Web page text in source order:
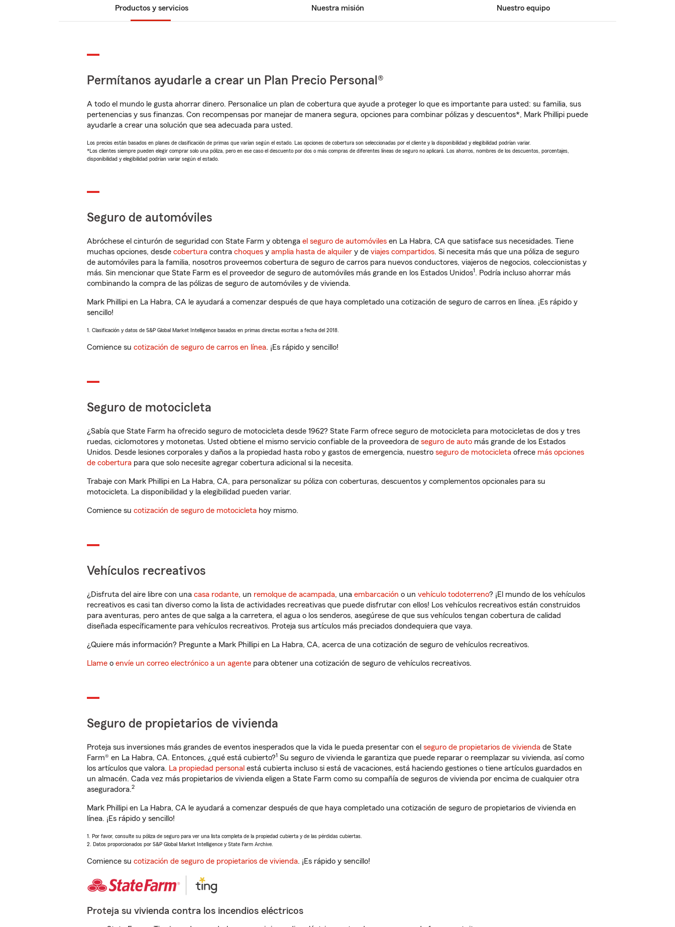
Productos y servicios Nuestra misión Nuestro equipo
Permítanos ayudarle a crear un Plan Precio Personal®
A todo el mundo le gusta ahorrar dinero. Personalice un plan de cobertura que ayude a proteger lo que es importante para usted: su familia, sus
pertenencias y sus finanzas. Con recompensas por manejar de manera segura, opciones para combinar pólizas y descuentos*, Mark Phillipi puede
ayudarle a crear una solución que sea adecuada para usted.
Los precios están basados en planes de clasificación de primas que varían según el estado. Las opciones de cobertura son seleccionadas por el cliente y la disponibilidad y elegibilidad podrían variar.
*Los clientes siempre pueden elegir comprar solo una póliza, pero en ese caso el descuento por dos o más compras de diferentes líneas de seguro no aplicará. Los ahorros, nombres de los descuentos, porcentajes,
disponibilidad y elegibilidad podrían variar según el estado.
Seguro de automóviles
Abróchese el cinturón de seguridad con State Farm y obtenga el seguro de automóviles en La Habra, CA que satisface sus necesidades. Tiene
muchas opciones, desde cobertura contra choques y amplia hasta de alquiler y de viajes compartidos. Si necesita más que una póliza de seguro
de automóviles para la familia, nosotros proveemos cobertura de seguro de carros para nuevos conductores, viajeros de negocios, coleccionistas y
más. Sin mencionar que State Farm es el proveedor de seguro de automóviles más grande en los Estados Unidos1. Podría incluso ahorrar más
combinando la compra de las pólizas de seguro de automóviles y de vivienda.
Mark Phillipi en La Habra, CA le ayudará a comenzar después de que haya completado una cotización de seguro de carros en línea. ¡Es rápido y
sencillo!
1. Clasificación y datos de S&P Global Market Intelligence basados en primas directas escritas a fecha del 2018.
Comience su cotización de seguro de carros en línea. ¡Es rápido y sencillo!
Seguro de motocicleta
¿Sabía que State Farm ha ofrecido seguro de motocicleta desde 1962? State Farm ofrece seguro de motocicleta para motocicletas de dos y tres
ruedas, ciclomotores y motonetas. Usted obtiene el mismo servicio confiable de la proveedora de seguro de auto más grande de los Estados
Unidos. Desde lesiones corporales y daños a la propiedad hasta robo y gastos de emergencia, nuestro seguro de motocicleta ofrece más opciones
de cobertura para que solo necesite agregar cobertura adicional si la necesita.
Trabaje con Mark Phillipi en La Habra, CA, para personalizar su póliza con coberturas, descuentos y complementos opcionales para su
motocicleta. La disponibilidad y la elegibilidad pueden variar.
Comience su cotización de seguro de motocicleta hoy mismo.
Vehículos recreativos
¿Disfruta del aire libre con una casa rodante, un remolque de acampada, una embarcación o un vehículo todoterreno? ¡El mundo de los vehículos
recreativos es casi tan diverso como la lista de actividades recreativas que puede disfrutar con ellos! Los vehículos recreativos están construidos
para aventuras, pero antes de que salga a la carretera, el agua o los senderos, asegúrese de que sus vehículos tengan cobertura de calidad
diseñada específicamente para vehículos recreativos. Proteja sus artículos más preciados dondequiera que vaya.
¿Quiere más información? Pregunte a Mark Phillipi en La Habra, CA, acerca de una cotización de seguro de vehículos recreativos.
Llame o envíe un correo electrónico a un agente para obtener una cotización de seguro de vehículos recreativos.
Seguro de propietarios de vivienda
Proteja sus inversiones más grandes de eventos inesperados que la vida le pueda presentar con el seguro de propietarios de vivienda de State
Farm® en La Habra, CA. Entonces, ¿qué está cubierto?1 Su seguro de vivienda le garantiza que puede reparar o reemplazar su vivienda, así como
los artículos que valora. La propiedad personal está cubierta incluso si está de vacaciones, está haciendo gestiones o tiene artículos guardados en
un almacén. Cada vez más propietarios de vivienda eligen a State Farm como su compañía de seguros de vivienda por encima de cualquier otra
aseguradora.2
Mark Phillipi en La Habra, CA le ayudará a comenzar después de que haya completado una cotización de seguro de propietarios de vivienda en
línea. ¡Es rápido y sencillo!
1. Por favor, consulte su póliza de seguro para ver una lista completa de la propiedad cubierta y de las pérdidas cubiertas.
2. Datos proporcionados por S&P Global Market Intelligence y State Farm Archive.
Comience su cotización de seguro de propietarios de vivienda. ¡Es rápido y sencillo!
Proteja su vivienda contra los incendios eléctricos